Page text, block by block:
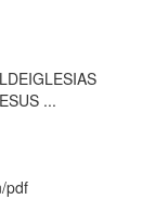
...
pdf